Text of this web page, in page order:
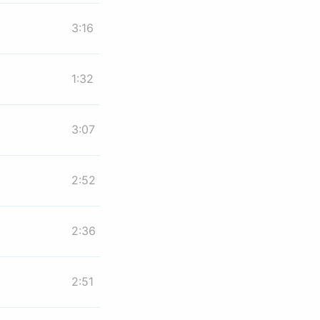
3:16
1:32
3:07
2:52
2:36
2:51